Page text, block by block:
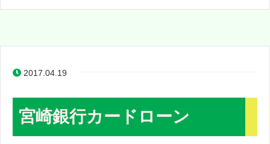
2017.04.19
宮崎銀行カードローン